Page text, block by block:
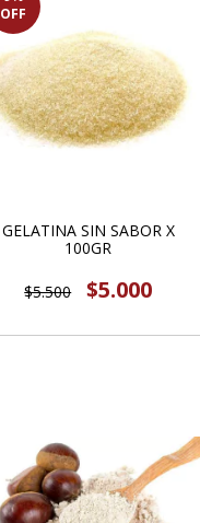
OFF
GELATINA SIN SABOR X
100GR
$5.500 $5.000